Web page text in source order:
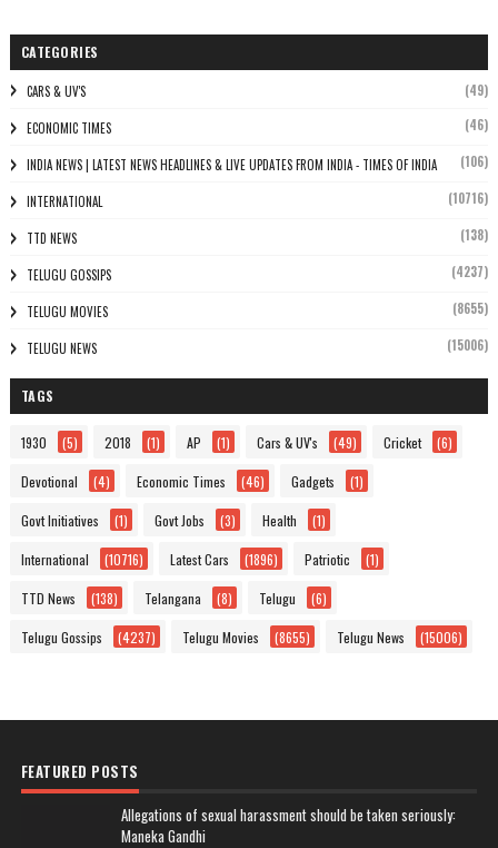
CATEGORIES
CARS & UV'S (49)
ECONOMIC TIMES (46)
INDIA NEWS | LATEST NEWS HEADLINES & LIVE UPDATES FROM INDIA - TIMES OF INDIA (106)
INTERNATIONAL (10716)
TTD NEWS (138)
TELUGU GOSSIPS (4237)
TELUGU MOVIES (8655)
TELUGU NEWS (15006)
TAGS
1930 (5) 2018 (1) AP (1) Cars & UV's (49) Cricket (6)
Devotional (4) Economic Times (46) Gadgets (1)
Govt Initiatives (1) Govt Jobs (3) Health (1)
International (10716) Latest Cars (1896) Patriotic (1)
TTD News (138) Telangana (8) Telugu (6)
Telugu Gossips (4237) Telugu Movies (8655) Telugu News (15006)
FEATURED POSTS
Allegations of sexual harassment should be taken seriously:
Maneka Gandhi